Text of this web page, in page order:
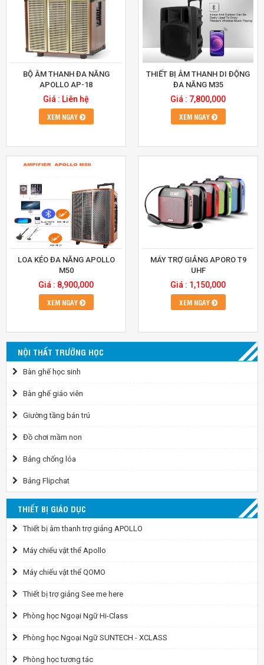
BỘ ÂM THANH ĐA NĂNG
APOLLO AP-18
Giá : Liên hệ
XEM NGAY
THIẾT BỊ ÂM THANH DI ĐỘNG
ĐA NĂNG M35
Giá : 7,800,000
XEM NGAY
LOA KÉO ĐA NĂNG APOLLO
M50
Giá : 8,900,000
XEM NGAY
MÁY TRỢ GIẢNG APORO T9
UHF
Giá : 1,150,000
XEM NGAY
NỘI THẤT TRƯỜNG HỌC
Bàn ghế học sinh
Bàn ghế giáo viên
Giường tầng bán trú
Đồ chơi mầm non
Bảng chống lóa
Bảng Flipchat
THIẾT BỊ GIÁO DỤC
Thiết bị âm thanh trợ giảng APOLLO
Máy chiếu vật thể Apollo
Máy chiếu vật thể QOMO
Thiết bị trợ giảng See me here
Phòng học Ngoại Ngữ Hi-Class
Phòng học Ngoại Ngữ SUNTECH - XCLASS
Phòng học tương tác